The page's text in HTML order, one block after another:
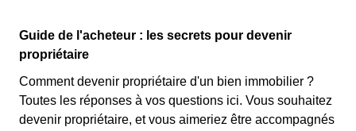
Guide de l'acheteur : les secrets pour devenir
propriétaire
Comment devenir propriétaire d'un bien immobilier ?
Toutes les réponses à vos questions ici. Vous souhaitez
devenir propriétaire, et vous aimeriez être accompagnés